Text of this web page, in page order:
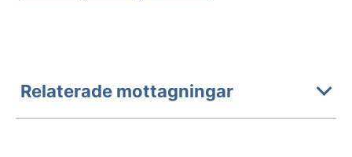
Relaterade mottagningar